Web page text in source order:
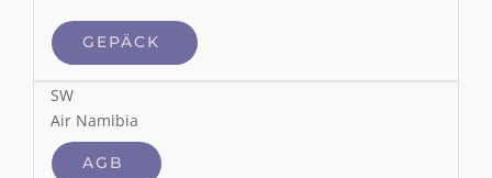
GEPÄCK
SW
Air Namibia
AGB